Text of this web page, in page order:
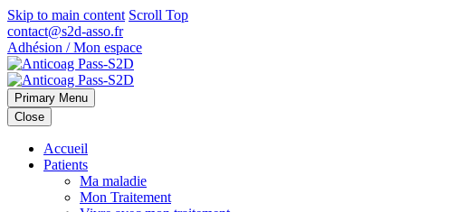
Skip to main content Scroll Top
contact@s2d-asso.fr
Adhésion / Mon espace
Primary Menu
Close
Accueil
Patients
Ma maladie
Mon Traitement